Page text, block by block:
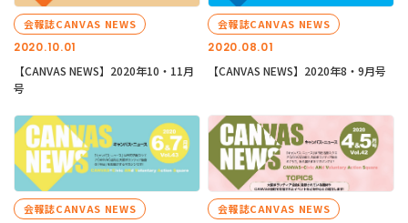
2020.10.01
会報誌CANVAS NEWS
【CANVAS NEWS】2020年10・11月
号
2020.08.01
会報誌CANVAS NEWS
【CANVAS NEWS】2020年8・9月号
会報誌CANVAS NEWS 会報誌CANVAS NEWS